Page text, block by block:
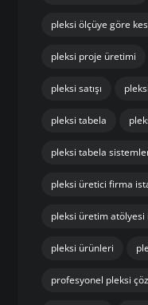
pleksi ölçüye göre
pleksi proje üretimi
pleksi satışı
pleksi tabela
pleksi tabela
pleksi üretici firma
pleksi üretim atölyesi
pleksi ürünleri
profesyonel pleksi